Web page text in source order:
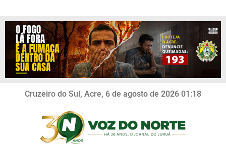
Cruzeiro do Sul, Acre, 6 de agosto de 2026 01:18